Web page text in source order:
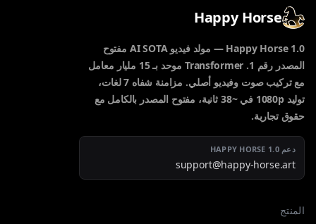
Happy Horse
Happy Horse 1.0 — مولد فيديو AI SOTA مفتوح
المصدر رقم 1. Transformer موحد بـ 15 مليار معامل
مع تركيب صوت وفيديو أصلي. مزامنة شفاه 7 لغات،
توليد 1080p في ~38 ثانية، مفتوح المصدر بالكامل مع
حقوق تجارية.
دعم HAPPY HORSE 1.0
support@happy-horse.art
المنتج